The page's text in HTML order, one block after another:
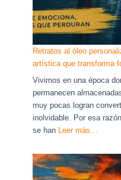
Retratos al óleo
artística que transforma
Vivimos en una época
permanecen
muy pocas logran
inolvidable. Por esa
se han Leer más…